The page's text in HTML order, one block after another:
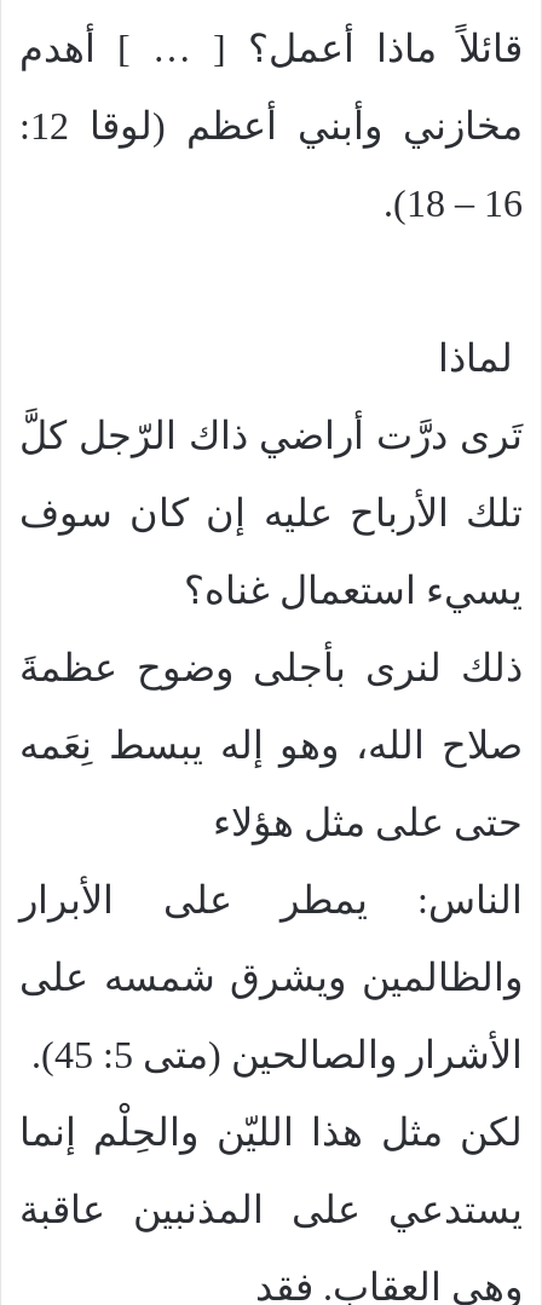
قائلاً ماذا أعمل؟ [ … ] أهدم
مخازني وأبني أعظم (لوقا 12:
16 – 18).
لماذا
تَرى درَّت أراضي ذاك الرّجل كلَّ
تلك الأرباح عليه إن كان سوف
يسيء استعمال غناه؟
ذلك لنرى بأجلى وضوح عظمةَ
صلاح الله، وهو إله يبسط نِعَمه
حتى على مثل هؤلاء
الناس: يمطر على الأبرار
والظالمين ويشرق شمسه على
الأشرار والصالحين (متى 5: 45).
لكن مثل هذا الليّن والحِلْم إنما
يستدعي على المذنبين عاقبة
وهي العقاب. فقد